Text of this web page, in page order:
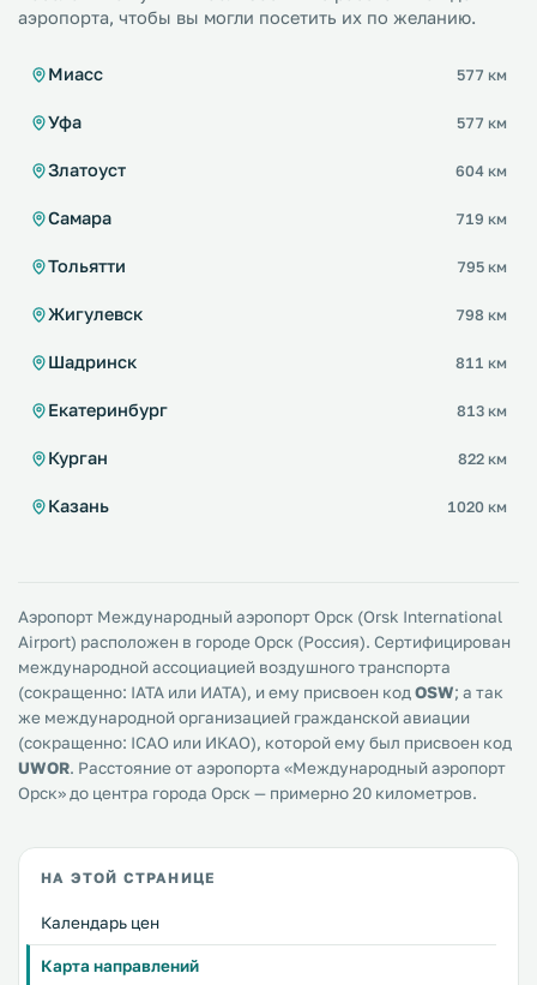
аэропорта, чтобы вы могли посетить их по желанию.
Миасс 577 км
Уфа 577 км
Златоуст 604 км
Самара 719 км
Тольятти 795 км
Жигулевск 798 км
Шадринск 811 км
Екатеринбург 813 км
Курган 822 км
Казань 1020 км
Аэропорт Международный аэропорт Орск (Orsk International
Airport) расположен в городе Орск (Россия). Сертифицирован
международной ассоциацией воздушного транспорта
(сокращенно: IATA или ИАТА), и ему присвоен код OSW; а так
же международной организацией гражданской авиации
(сокращенно: ICAO или ИКАО), которой ему был присвоен код
UWOR. Расстояние от аэропорта «Международный аэропорт
Орск» до центра города Орск — примерно 20 километров.
НА ЭТОЙ СТРАНИЦЕ
Календарь цен
Карта направлений